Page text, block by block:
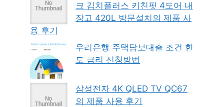
크 김치플러스 키친핏 4도어 내
장고 420L 방문설치의 제품 사
용 후기
우리은행 주택담보대출 조건 한
도 금리 신청방법
삼성전자 4K QLED TV QC67
의 제품 사용 후기